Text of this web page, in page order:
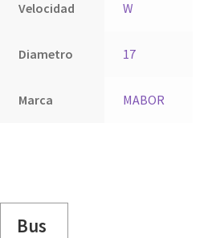
Velocidad W
Diametro 17
Marca MABOR
Bus